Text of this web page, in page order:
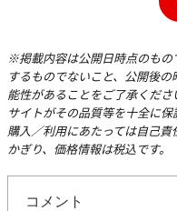
※掲載内容は公開日時点のもの
するものでないこと、公開後
能性があることをご了承くだ
サイトがその品質等を十全に
購入／利用にあたっては自己
かぎり、価格情報は税込です。